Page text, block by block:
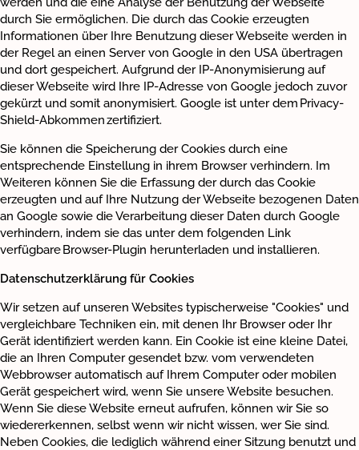
durch Sie ermöglichen. Die durch das Cookie erzeugten
Informationen über Ihre Benutzung dieser Webseite werden in
der Regel an einen Server von Google in den USA übertragen
und dort gespeichert. Aufgrund der IP-Anonymisierung auf
dieser Webseite wird Ihre IP-Adresse von Google jedoch zuvor
gekürzt und somit anonymisiert. Google ist unter dem Privacy-
Shield-Abkommen zertifiziert.
Sie können die Speicherung der Cookies durch eine
entsprechende Einstellung in ihrem Browser verhindern. Im
Weiteren können Sie die Erfassung der durch das Cookie
erzeugten und auf Ihre Nutzung der Webseite bezogenen Daten
an Google sowie die Verarbeitung dieser Daten durch Google
verhindern, indem sie das unter dem folgenden Link
verfügbare Browser-Plugin herunterladen und installieren.
Datenschutzerklärung für Cookies
Wir setzen auf unseren Websites typischerweise "Cookies" und
vergleichbare Techniken ein, mit denen Ihr Browser oder Ihr
Gerät identifiziert werden kann. Ein Cookie ist eine kleine Datei,
die an Ihren Computer gesendet bzw. vom verwendeten
Webbrowser automatisch auf Ihrem Computer oder mobilen
Gerät gespeichert wird, wenn Sie unsere Website besuchen.
Wenn Sie diese Website erneut aufrufen, können wir Sie so
wiedererkennen, selbst wenn wir nicht wissen, wer Sie sind.
Neben Cookies, die lediglich während einer Sitzung benutzt und